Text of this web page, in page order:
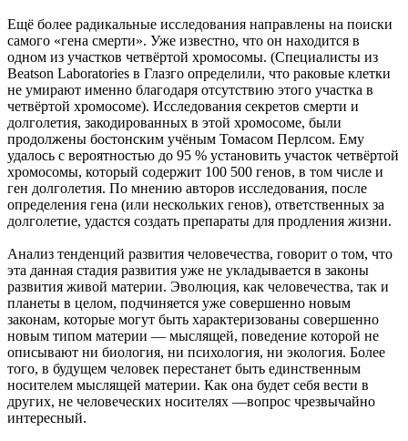
Ещё более радикальные исследования направлены на поиски
самого «гена смерти». Уже известно, что он находится в
одном из участков четвёртой хромосомы. (Специалисты из
Beatson Laboratories в Глазго определили, что раковые клетки
не умирают именно благодаря отсутствию этого участка в
четвёртой хромосоме). Исследования секретов смерти и
долголетия, закодированных в этой хромосоме, были
продолжены бостонским учёным Томасом Перлсом. Ему
удалось с вероятностью до 95 % установить участок четвёртой
хромосомы, который содержит 100 500 генов, в том числе и
ген долголетия. По мнению авторов исследования, после
определения гена (или нескольких генов), ответственных за
долголетие, удастся создать препараты для продления жизни.
Анализ тенденций развития человечества, говорит о том, что
эта данная стадия развития уже не укладывается в законы
развития живой материи. Эволюция, как человечества, так и
планеты в целом, подчиняется уже совершенно новым
законам, которые могут быть характеризованы совершенно
новым типом материи — мыслящей, поведение которой не
описывают ни биология, ни психология, ни экология. Более
того, в будущем человек перестанет быть единственным
носителем мыслящей материи. Как она будет себя вести в
других, не человеческих носителях —вопрос чрезвычайно
интересный.